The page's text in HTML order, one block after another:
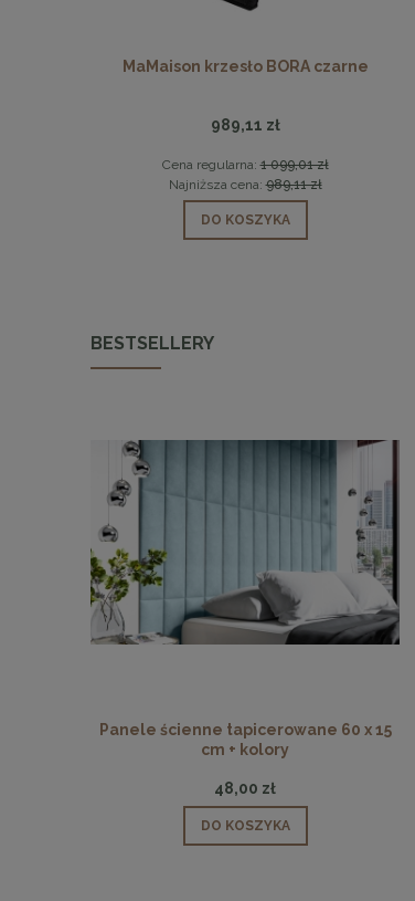
MaMaison krzesło BORA czarne
989,11 zł
Cena regularna:1 099,01 zł
Najniższa cena:989,11 zł
DO KOSZYKA
BESTSELLERY
Panele ścienne tapicerowane 60 x 15
cm + kolory
48,00 zł
DO KOSZYKA